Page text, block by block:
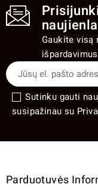
Gaukite visą
Sutinku gauti
susipažinau su
Parduotuvės